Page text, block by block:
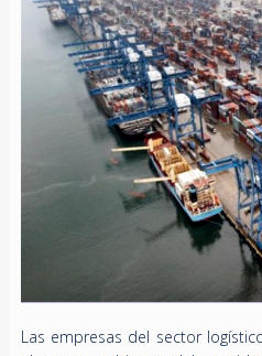
Las empresas del sector